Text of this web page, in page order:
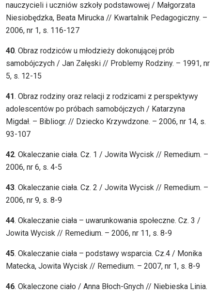
nauczycieli i uczniów szkoły podstawowej / Małgorzata
Niesiobędzka, Beata Mirucka // Kwartalnik Pedagogiczny. –
2006, nr 1, s. 116-127
40. Obraz rodziców u młodzieży dokonującej prób
samobójczych / Jan Załęski // Problemy Rodziny. – 1991, nr
5, s. 12-15
41. Obraz rodziny oraz relacji z rodzicami z perspektywy
adolescentów po próbach samobójczych / Katarzyna
Migdał. – Bibliogr. // Dziecko Krzywdzone. – 2006, nr 14, s.
93-107
42. Okaleczanie ciała. Cz. 1 / Jowita Wycisk // Remedium. –
2006, nr 6, s. 4-5
43. Okaleczanie ciała. Cz. 2 / Jowita Wycisk // Remedium. –
2006, nr 9, s. 8-9
44. Okaleczanie ciała – uwarunkowania społeczne. Cz. 3 /
Jowita Wycisk // Remedium. – 2006, nr 11, s. 8-9
45. Okaleczanie ciała – podstawy wsparcia. Cz.4 / Monika
Matecka, Jowita Wycisk // Remedium. – 2007, nr 1, s. 8-9
46. Okaleczone ciało / Anna Błoch-Gnych // Niebieska Linia.